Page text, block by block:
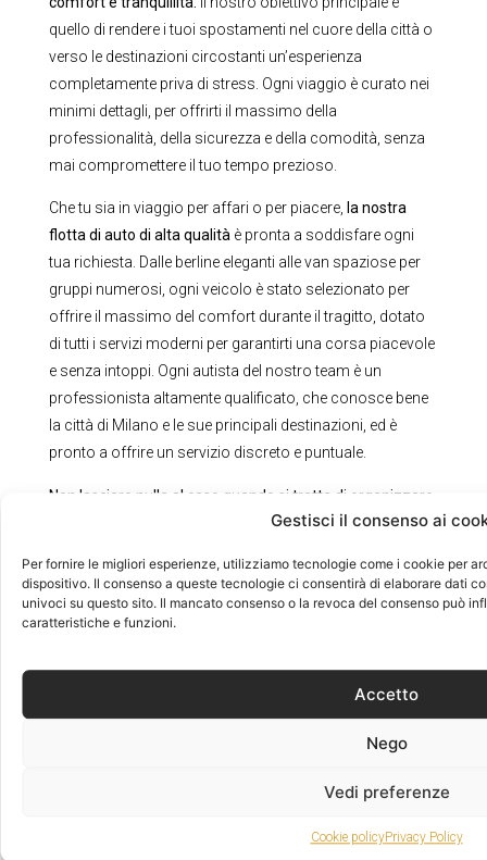
Gestisci il consenso ai
Per fornire le migliori esperienze, utilizziamo tecnologie come i cookie per
dispositivo. Il consenso a queste tecnologie ci consentirà di elaborare dati
univoci su questo sito. Il mancato consenso o la revoca del consenso può
caratteristiche e funzioni.
Accetto
Nego
Vedi preferenze
Cookie policyPrivacy Policy
quello di rendere i tuoi spostamenti nel cuore della città o
verso le destinazioni circostanti un’esperienza
completamente priva di stress. Ogni viaggio è curato nei
minimi dettagli, per offrirti il massimo della
professionalità, della sicurezza e della comodità, senza
mai compromettere il tuo tempo prezioso.
Che tu sia in viaggio per affari o per piacere, la nostra
flotta di auto di alta qualitàè pronta a soddisfare ogni
tua richiesta. Dalle berline eleganti alle van spaziose per
gruppi numerosi, ogni veicolo è stato selezionato per
offrire il massimo del comfort durante il tragitto, dotato
di tutti i servizi moderni per garantirti una corsa piacevole
e senza intoppi. Ogni autista del nostro team è un
professionista altamente qualificato, che conosce bene
la città di Milano e le sue principali destinazioni, ed è
pronto a offrire un servizio discreto e puntuale.
Non lasciare nulla al caso quando si tratta di organizzare
La nostra priorità è che tu arrivi sempre
o della ricerca di parcheggio. Che tu stia cercando un
transfer privato da o verso l’aeroporto, una visita
personalizzata della città o necessiti di un viaggio
Non solo garantiamo che tu
arrivi puntuale, ma facciamo in modo che ogni
preoccupazioni. Il nostro team è sempre disponibile per